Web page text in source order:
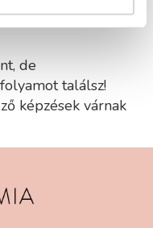
de
találsz!
képzések várnak